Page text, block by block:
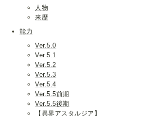
人物
来歴
能力
Ver.5.0
Ver.5.1
Ver.5.2
Ver.5.3
Ver.5.4
Ver.5.5前期
Ver.5.5後期
【異界アスタルジア】